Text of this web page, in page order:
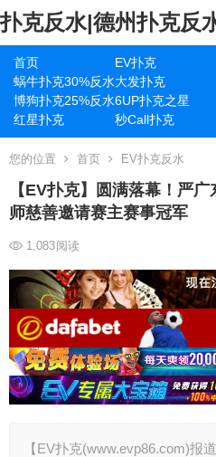
扑克反水|德州扑克反
首页 EV扑克
蜗牛扑克30%反水大发扑克
博狗扑克25%反水6UP扑克之星
红星扑克
秒Call扑克
您的位置 首页 EV扑克反水
【EV扑克】圆满落幕！严
师慈善邀请赛主赛事冠军
1,083阅读
【EV扑克(www.evp86.com)报